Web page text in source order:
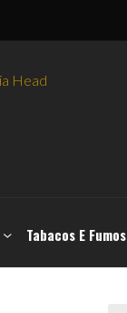
Tabacos E Fumos